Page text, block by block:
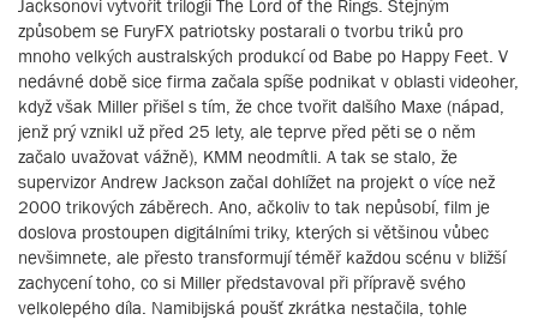
Jacksonovi vytvořit trilogii The Lord of the Rings. Stejným
způsobem se FuryFX patriotsky postarali o tvorbu triků pro
mnoho velkých australských produkcí od Babe po Happy Feet. V
nedávné době sice firma začala spíše podnikat v oblasti videoher,
když však Miller přišel s tím, že chce tvořit dalšího Maxe (nápad,
jenž prý vznikl už před 25 lety, ale teprve před pěti se o něm
začalo uvažovat vážně), KMM neodmítli. A tak se stalo, že
supervizor Andrew Jackson začal dohlížet na projekt o více než
2000 trikových záběrech. Ano, ačkoliv to tak nepůsobí, film je
doslova prostoupen digitálními triky, kterých si většinou vůbec
nevšimnete, ale přesto transformují téměř každou scénu v bližší
zachycení toho, co si Miller představoval při přípravě svého
velkolepého díla. Namibijská poušť zkrátka nestačila, tohle